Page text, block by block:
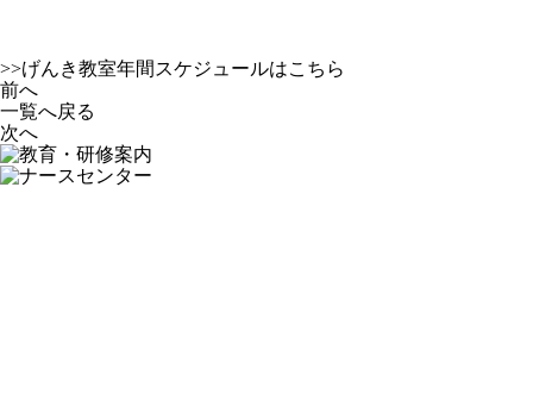
>>げんき教室年間スケジュールはこちら
前へ
一覧へ戻る
次へ